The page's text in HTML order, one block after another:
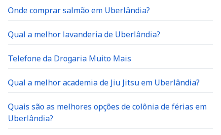
Onde comprar salmão em Uberlândia?
Qual a melhor lavanderia de Uberlândia?
Telefone da Drogaria Muito Mais
Qual a melhor academia de Jiu Jitsu em Uberlândia?
Quais são as melhores opções de colônia de férias em
Uberlândia?